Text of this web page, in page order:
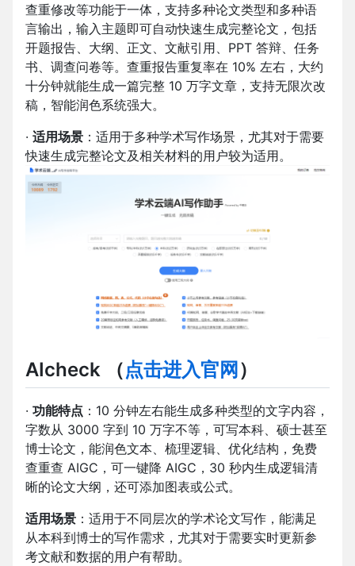
查重修改等功能于一体，支持多种论文类型和多种语
言输出，输入主题即可自动快速生成完整论文，包括
开题报告、大纲、正文、文献引用、PPT 答辩、任务
书、调查问卷等。查重报告重复率在 10% 左右，大约
十分钟就能生成一篇完整 10 万字文章，支持无限次改
稿，智能润色系统强大。
· 适用场景 ：适用于多种学术写作场景，尤其对于需要
快速生成完整论文及相关材料的用户较为适用。
AIcheck （点击进入官网 ）
· 功能特点 ：10 分钟左右能生成多种类型的文字内容，
字数从 3000 字到 10 万字不等，可写本科、硕士甚至
博士论文，能润色文本、梳理逻辑、优化结构，免费
查重查 AIGC，可一键降 AIGC，30 秒内生成逻辑清
晰的论文大纲，还可添加图表或公式。
适用场景 ：适用于不同层次的学术论文写作，能满足
从本科到博士的写作需求，尤其对于需要实时更新参
考文献和数据的用户有帮助。